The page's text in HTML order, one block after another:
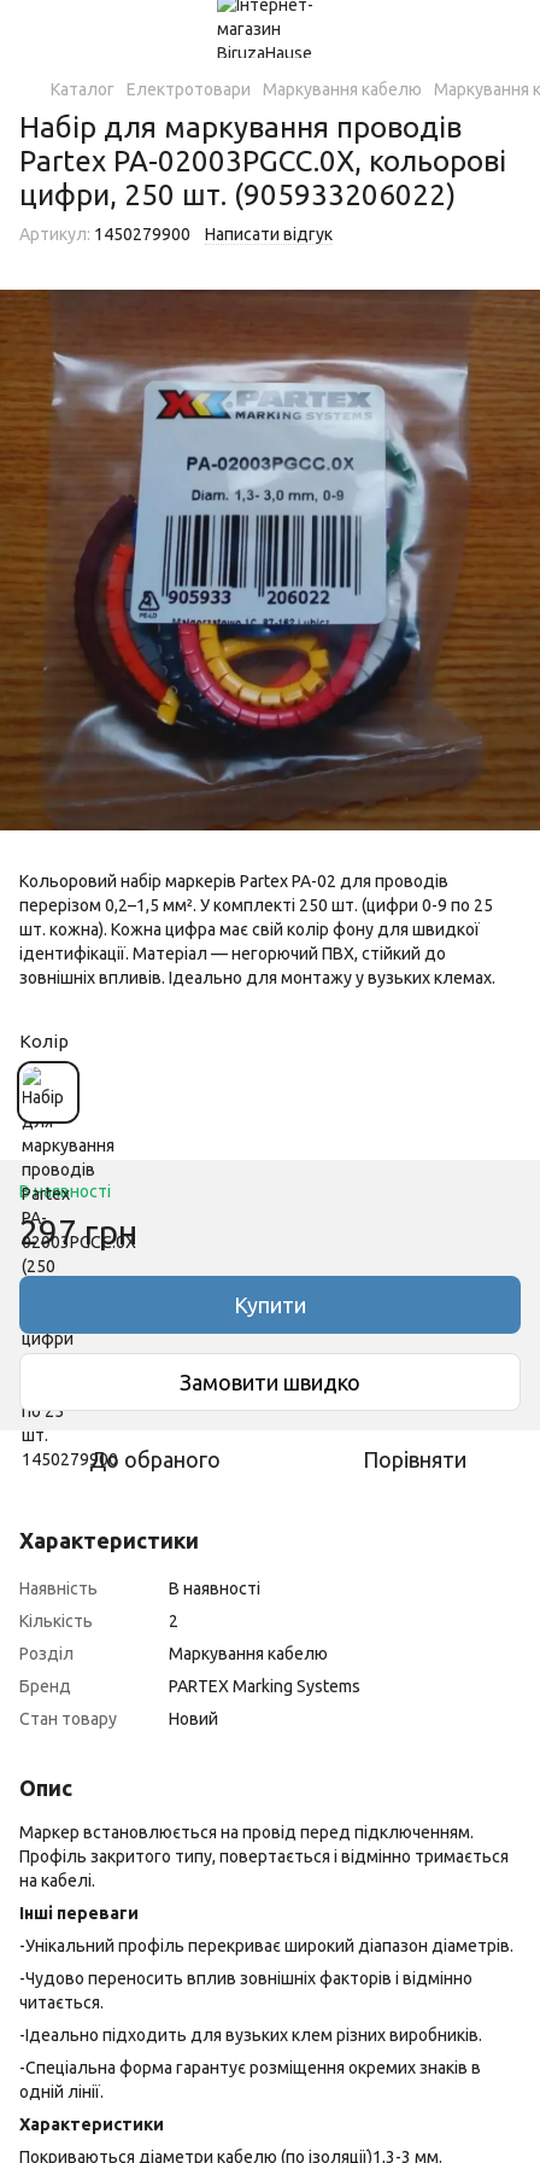
Каталог Електротовари Маркування кабелю Маркування
Набір для маркування проводів
Partex PA-02003PGCC.0X, кольорові
цифри, 250 шт. (905933206022)
Артикул: 1450279900 Написати відгук
Кольоровий набір маркерів Partex PA-02 для проводів
перерізом 0,2–1,5 мм². У комплекті 250 шт. (цифри 0-9 по 25
шт. кожна). Кожна цифра має свій колір фону для швидкої
ідентифікації. Матеріал — негорючий ПВХ, стійкий до
зовнішніх впливів. Ідеально для монтажу у вузьких клемах.
Колір
В наявності
297 грн
Купити
Замовити швидко
До обраного Порівняти
Характеристики
Наявність
В наявності
Кількість
2
Розділ
Маркування кабелю
Бренд
PARTEX Marking Systems
Стан товару
Новий
Опис
Маркер встановлюється на провід перед підключенням.
Профіль закритого типу, повертається і відмінно тримається
на кабелі.
Інші переваги
-Унікальний профіль перекриває широкий діапазон діаметрів.
-Чудово переносить вплив зовнішніх факторів і відмінно
читається.
-Ідеально підходить для вузьких клем різних виробників.
-Спеціальна форма гарантує розміщення окремих знаків в
одній лінії.
Характеристики
Покриваються діаметри кабелю (по ізоляції)1,3-3 мм.